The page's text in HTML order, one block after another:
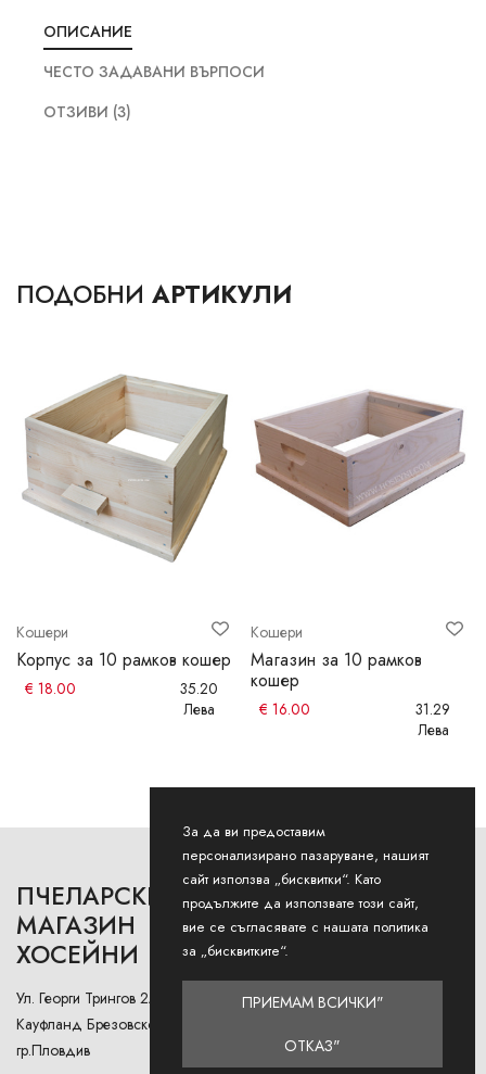
ОПИСАНИЕ
ЧЕСТО ЗАДАВАНИ ВЪРПОСИ
ОТЗИВИ (3)
ПОДОБНИ АРТИКУЛИ
Кошери
Корпус за 10 рамков кошер
€ 18.00
35.20
Лева
Кошери
Магазин за 10 рамков
кошер
€ 16.00
31.29
Лева
ПЧЕЛАРСКИ
МАГАЗИН
ХОСЕЙНИ
Ул. Георги Трингов 2А (до
Кауфланд Брезовско Шосе),
гр.Пловдив
РАБОТНО ВРЕМЕ
Понеделник - Петък: 9AM -
Събота: 9AM - 13PM
Неделя: Затворено
За да ви предоставим
персонализирано пазаруване, нашият
сайт използва „бисквитки“. Като
продължите да използвате този сайт,
вие се съгласявате с нашата политика
за „бисквитките“.
ПРИЕМАМ ВСИЧКИ"
ОТКАЗ"